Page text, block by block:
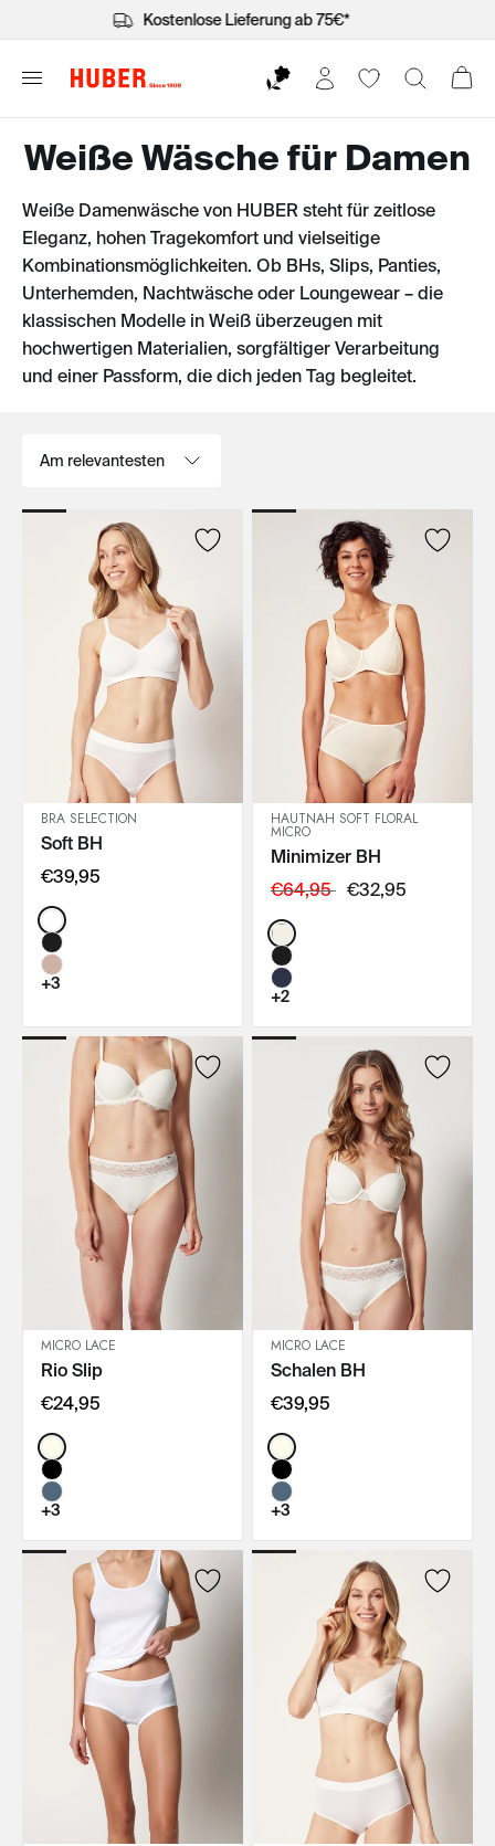
Kostenlose Lieferung ab 75€*
Weiße Wäsche für Damen
Weiße Damenwäsche von HUBER steht für zeitlose
Eleganz, hohen Tragekomfort und vielseitige
Kombinationsmöglichkeiten. Ob BHs, Slips, Panties,
Unterhemden, Nachtwäsche oder Loungewear – die
klassischen Modelle in Weiß überzeugen mit
hochwertigen Materialien, sorgfältiger Verarbeitung
und einer Passform, die dich jeden Tag begleitet.
IN DEN WARENKORB
BRA SELECTION
Soft BH
€39,95
Color:
+3
HAUTNAH SOFT FLORAL
MICRO
Minimizer BH
€64,95 €32,95
Color:
+2
IN DEN WARENKORB
MICRO LACE
Rio Slip
€24,95
Color:
+3
IN DEN WARENKORB
MICRO LACE
Schalen BH
€39,95
Color:
+3